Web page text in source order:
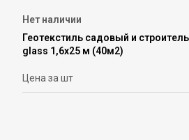
Нет наличии
Геотекстиль садовый и
glass 1,6х25 м (40м2)
Цена за шт